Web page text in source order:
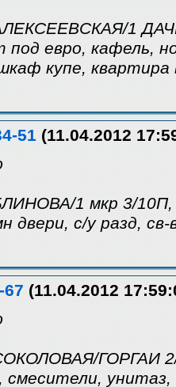
1
под евро, кафель,
купе,
51 (11.04.2012
1 мкр 3/
двери, с/у разд, св-
67 (11.04.2012
ГОРГАИ
смесители,